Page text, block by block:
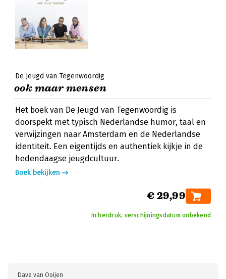
De Jeugd van Tegenwoordig
ook maar mensen
Het boek van De Jeugd van Tegenwoordig is
doorspekt met typisch Nederlandse humor, taal en
verwijzingen naar Amsterdam en de Nederlandse
identiteit. Een eigentijds en authentiek kijkje in de
hedendaagse jeugdcultuur.
Boek bekijken
€ 29,99
In herdruk, verschijningsdatum onbekend
Dave van Ooijen